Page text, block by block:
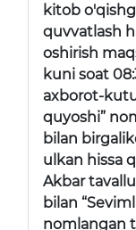
kitob
quvvatlash
oshirish
kuni soat
axborot-
quyoshi”
bilan
ulkan hissa
Akbar
bilan
nomlangan